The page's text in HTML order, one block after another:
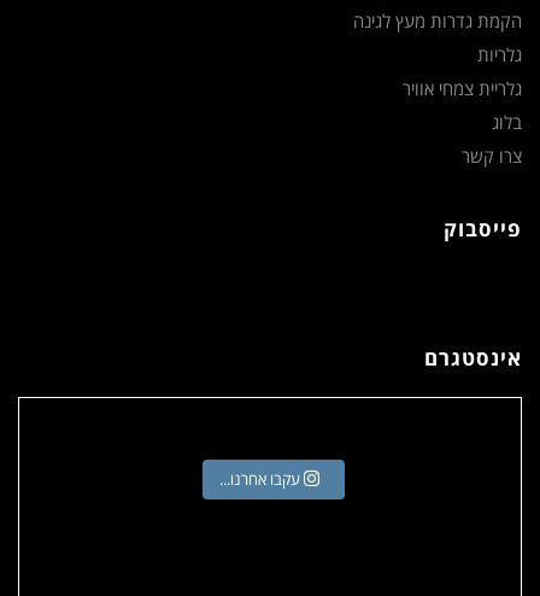
הקמת גדרות מעץ לגינה
גלריות
גלריית צמחי אוויר
בלוג
צרו קשר
פייסבוק
אינסטגרם
עקבו אחרנו...